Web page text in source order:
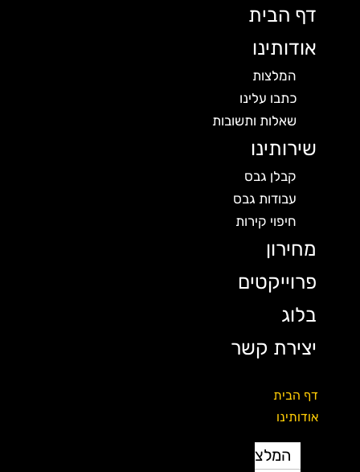
דף הבית
אודותינו
המלצות
כתבו עלינו
שאלות ותשובות
שירותינו
קבלן גבס
עבודות גבס
חיפוי קירות
מחירון
פרוייקטים
בלוג
יצירת קשר
דף הבית
אודותינו
המלצות